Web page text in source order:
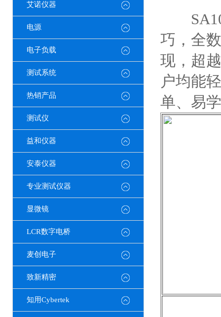
艾诺仪器
电源
电子负载
测试系统
热销产品
测试仪
益和仪器
安泰仪器
专业测试仪器
显微镜
LCR数字电桥
麦创电子
致新精密
知用Cybertek
巧，全
现，超
户均能
单、易